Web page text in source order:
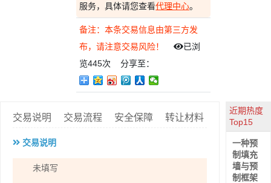
服务，具体请您查看代理中心。
备注：本条交易信息由第三方发
布，请注意交易风险！
已浏
览445次 分享至：
交易说明 交易流程 安全保障 转让材料
交易说明
未填写
近期热度
Top15
一种预
制填充
墙与预
制框架